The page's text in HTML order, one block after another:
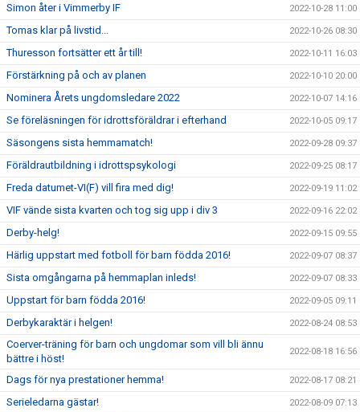
Simon åter i Vimmerby IF 2022-10-28 11:00
Tomas klar på livstid... 2022-10-26 08:30
Thuresson fortsätter ett år till! 2022-10-11 16:03
Förstärkning på och av planen 2022-10-10 20:00
Nominera Årets ungdomsledare 2022 2022-10-07 14:16
Se föreläsningen för idrottsföräldrar i efterhand 2022-10-05 09:17
Säsongens sista hemmamatch! 2022-09-28 09:37
Föräldrautbildning i idrottspsykologi 2022-09-25 08:17
Freda datumet-VI(F) vill fira med dig! 2022-09-19 11:02
VIF vände sista kvarten och tog sig upp i div 3 2022-09-16 22:02
Derby-helg! 2022-09-15 09:55
Härlig uppstart med fotboll för barn födda 2016! 2022-09-07 08:37
Sista omgångarna på hemmaplan inleds! 2022-09-07 08:33
Uppstart för barn födda 2016! 2022-09-05 09:11
Derbykaraktär i helgen! 2022-08-24 08:53
Coerver-träning för barn och ungdomar som vill bli ännu
bättre i höst!
2022-08-18 16:56
Dags för nya prestationer hemma! 2022-08-17 08:21
Serieledarna gästar! 2022-08-09 07:13